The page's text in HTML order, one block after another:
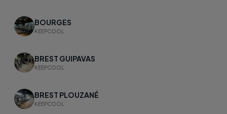
BOURGES
KEEPCOOL
BREST GUIPAVAS
KEEPCOOL
BREST PLOUZANÉ
KEEPCOOL